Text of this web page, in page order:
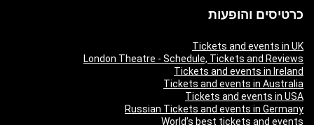
כרטיסים והופעות
Tickets and events in UK
London Theatre - Schedule, Tickets and Reviews
Tickets and events in Ireland
Tickets and events in Australia
Tickets and events in USA
Russian Tickets and events in Germany
World’s best tickets and events